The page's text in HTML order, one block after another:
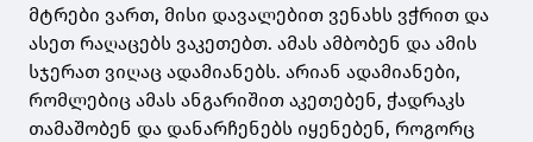
მტრები ვართ, მისი დავალებით ვენახს ვჭრით და
ასეთ რაღაცებს ვაკეთებთ. ამას ამბობენ და ამის
სჯერათ ვიღაც ადამიანებს. არიან ადამიანები,
რომლებიც ამას ანგარიშით აკეთებენ, ჭადრაკს
თამაშობენ და დანარჩენებს იყენებენ, როგორც